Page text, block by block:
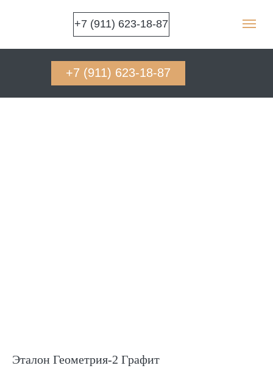
+7 (911) 623-18-87
+7 (911) 623-18-87
Эталон Геометрия-2 Графит